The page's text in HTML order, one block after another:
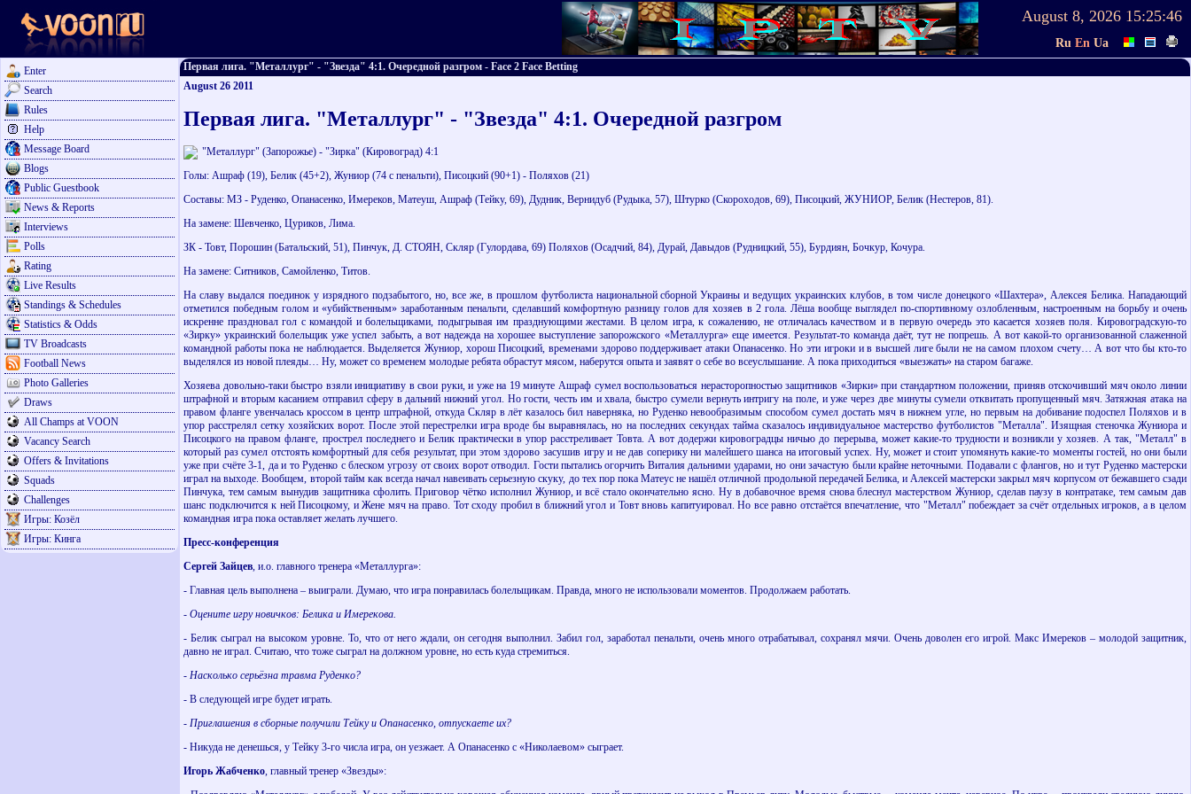
August 8, 2026 15:25:46
Ru En Ua
Enter
Search
Rules
Help
Message Board
Blogs
Public Guestbook
News & Reports
Interviews
Polls
Rating
Live Results
Standings & Schedules
Statistics & Odds
TV Broadcasts
Football News
Photo Galleries
Draws
All Champs at VOON
Vacancy Search
Offers & Invitations
Squads
Challenges
Игры: Козёл
Игры: Кинга
Первая лига. "Металлург" - "Звезда" 4:1. Очередной разгром - Face 2 Face Betting
August 26 2011
Первая лига. "Металлург" - "Звезда" 4:1. Очередной разгром
"Металлург" (Запорожье) - "Зирка" (Кировоград) 4:1
Голы: Ашраф (19), Белик (45+2), Жуниор (74 с пенальти), Писоцкий (90+1) - Поляхов (21)
Составы: МЗ - Руденко, Опанасенко, Имереков, Матеуш, Ашраф (Тейку, 69), Дудник, Вернидуб (Рудыка, 57), Штурко (Скороходов, 69), Писоцкий, ЖУНИОР, Белик (Нестеров, 81).
На замене: Шевченко, Цуриков, Лима.
ЗК - Товт, Порошин (Батальский, 51), Пинчук, Д. СТОЯН, Скляр (Гулордава, 69) Поляхов (Осадчий, 84), Дурай, Давыдов (Рудницкий, 55), Бурдиян, Бочкур, Кочура.
На замене: Ситников, Самойленко, Титов.
На славу выдался поединок у изрядного подзабытого, но, все же, в прошлом футболиста национальной сборной Украины и ведущих украинских клубов, в том числе донецкого «Шахтера», Алексея Белика. Нападающий
отметился победным голом и «убийственным» заработанным пенальти, сделавший комфортную разницу голов для хозяев в 2 гола. Лёша вообще выглядел по-спортивному озлобленным, настроенным на борьбу и очень
искренне праздновал гол с командой и болельщиками, подыгрывая им празднующими жестами. В целом игра, к сожалению, не отличалась качеством и в первую очередь это касается хозяев поля. Кировоградскую-то
«Зирку» украинский болельщик уже успел забыть, а вот надежда на хорошее выступление запорожского «Металлурга» еще имеется. Результат-то команда даёт, тут не попрешь. А вот какой-то организованной слаженной
командной работы пока не наблюдается. Выделяется Жуниор, хорош Писоцкий, временами здорово поддерживает атаки Опанасенко. Но эти игроки и в высшей лиге были не на самом плохом счету… А вот что бы кто-то
выделялся из новой плеяды… Ну, может со временем молодые ребята обрастут мясом, наберутся опыта и заявят о себе во всеуслышание. А пока приходиться «выезжать» на старом багаже.
Хозяева довольно-таки быстро взяли инициативу в свои руки, и уже на 19 минуте Ашраф сумел воспользоваться нерасторопностью защитников «Зирки» при стандартном положении, приняв отскочивший мяч около линии
штрафной и вторым касанием отправил сферу в дальний нижний угол. Но гости, честь им и хвала, быстро сумели вернуть интригу на поле, и уже через две минуты сумели отквитать пропущенный мяч. Затяжная атака на
правом фланге увенчалась кроссом в центр штрафной, откуда Скляр в лёт казалось бил наверняка, но Руденко невообразимым способом сумел достать мяч в нижнем угле, но первым на добивание подоспел Поляхов и в
упор расстрелял сетку хозяйских ворот. После этой перестрелки игра вроде бы выравнялась, но на последних секундах тайма сказалось индивидуальное мастерство футболистов "Металла". Изящная стеночка Жуниора и
Писоцкого на правом фланге, прострел последнего и Белик практически в упор расстреливает Товта. А вот додержи кировоградцы ничью до перерыва, может какие-то трудности и возникли у хозяев. А так, "Металл" в
который раз сумел отстоять комфортный для себя результат, при этом здорово засушив игру и не дав соперику ни малейшего шанса на итоговый успех. Ну, может и стоит упомянуть какие-то моменты гостей, но они были
уже при счёте 3-1, да и то Руденко с блеском угрозу от своих ворот отводил. Гости пытались огорчить Виталия дальними ударами, но они зачастую были крайне неточными. Подавали с флангов, но и тут Руденко мастерски
играл на выходе. Вообщем, второй тайм как всегда начал навеивать серьезную скуку, до тех пор пока Матеус не нашёл отличной продольной передачей Белика, и Алексей мастерски закрыл мяч корпусом от бежавшего сзади
Пинчука, тем самым вынудив защитника сфолить. Приговор чётко исполнил Жуниор, и всё стало окончательно ясно. Ну в добавочное время снова блеснул мастерством Жуниор, сделав паузу в контратаке, тем самым дав
шанс подключится к ней Писоцкому, и Жене мяч на право. Тот сходу пробил в ближний угол и Товт вновь капитуировал. Но все равно отстаётся впечатление, что "Металл" побеждает за счёт отдельных игроков, а в целом
командная игра пока оставляет желать лучшего.
Пресс-конференция
Сергей Зайцев, и.о. главного тренера «Металлурга»:
- Главная цель выполнена – выиграли. Думаю, что игра понравилась болельщикам. Правда, много не использовали моментов. Продолжаем работать.
- Оцените игру новичков: Белика и Имерекова.
- Белик сыграл на высоком уровне. То, что от него ждали, он сегодня выполнил. Забил гол, заработал пенальти, очень много отрабатывал, сохранял мячи. Очень доволен его игрой. Макс Имереков – молодой защитник,
давно не играл. Считаю, что тоже сыграл на должном уровне, но есть куда стремиться.
- Насколько серьёзна травма Руденко?
- В следующей игре будет играть.
- Приглашения в сборные получили Тейку и Опанасенко, отпускаете их?
- Никуда не денешься, у Тейку 3-го числа игра, он уезжает. А Опанасенко с «Николаевом» сыграет.
Игорь Жабченко, главный тренер «Звезды»: